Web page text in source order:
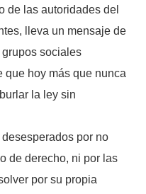
de las autoridades del
lleva un mensaje de
sociales
que hoy más que nunca
la ley sin
por no
de derecho, ni por las
por su propia